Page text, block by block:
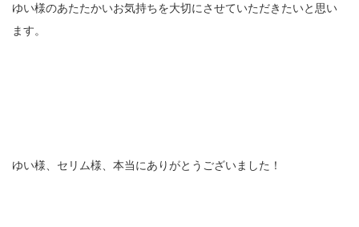
ゆい様のあたたかいお気持ちを大切にさせていただきたいと思い
ます。
ゆい様、セリム様、本当にありがとうございました！